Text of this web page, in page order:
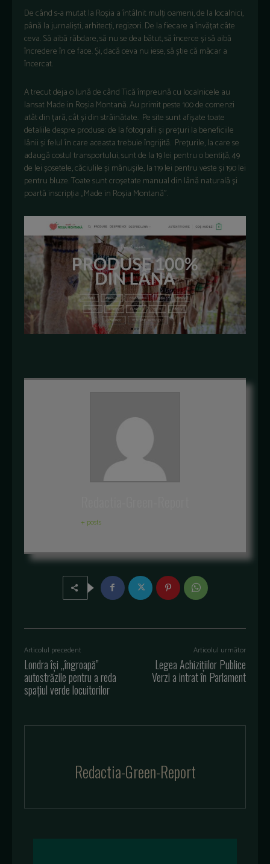
De când s-a mutat la Roșia a întâlnit mulți oameni, de la localnici,
până la jurnaliști, arhitecți, regizori. De la fiecare a învățat câte
ceva. Să aibă răbdare, să nu se dea bătut, să încerce și să aibă
încredere în ce face. Și, dacă ceva nu iese, să știe că măcar a
încercat.
A trecut deja o lună de când Tică împreună cu localnicele au
lansat Made in Roșia Montană. Au primit peste 100 de comenzi
atât din țară, cât și din străinătate. Pe site sunt afișate toate
detaliile despre produse: de la fotografii și prețuri la beneficiile
lânii și felul în care aceasta trebuie îngrijită. Prețurile, la care se
adaugă costul transportului, sunt de la 19 lei pentru o bentiță, 49
de lei șosetele, căciulile și mănușile, la 119 lei pentru veste și 190 lei
pentru bluze. Toate sunt croșetate manual din lână naturală și
poartă inscripția „Made in Roșia Montană”.
+ posts
Articolul precedent
Londra își „îngroapă”
autostrăzile pentru a reda
spațiul verde locuitorilor
Articolul următor
Legea Achizițiilor Publice
Verzi a intrat în Parlament
Redactia-Green-Report